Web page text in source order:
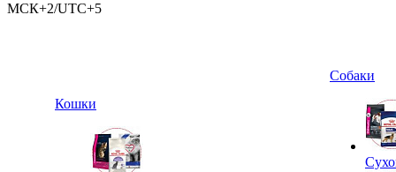
МСК+2/UTC+5
Кошки
Собаки